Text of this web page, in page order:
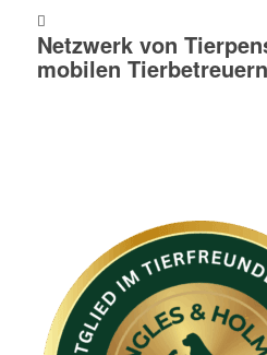
Netzwerk von
mobilen Tierbetreuern